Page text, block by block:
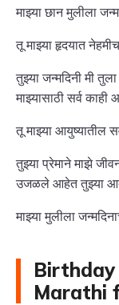
माझ्या छान मुलीला
तू माझ्या हृदयात
तुझ्या जन्मदिनी मी
माझ्यासाठी सर्व काही
तू माझ्या आयुष्यातील
तुझ्या प्रेमाने माझे
उजळले आहेत तुझ्या
माझ्या मुलीला
Marathi